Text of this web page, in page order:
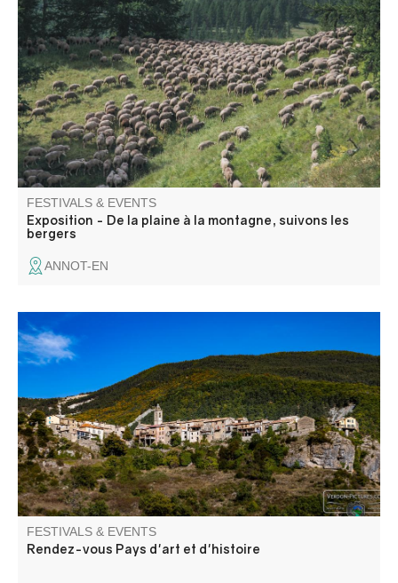
Les photos d’Emmanuel Breteau, photographe
professionnel, représentent l’activité pastorale à travers le
travail du berger / éleveur de façon originale et
esthétique.
FESTIVALS & EVENTS
Exposition - De la plaine à la montagne, suivons les
bergers
ANNOT-EN
Visite commentée de la grotte du Perthus II par Cédric
Lepère, suivie d'une conférence-atelier de Manon Vuilien,
archéozoologue.
FESTIVALS & EVENTS
Rendez-vous Pays d'art et d'histoire